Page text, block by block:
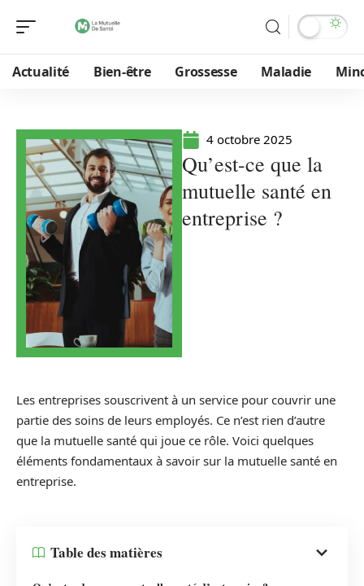
Actualité Bien-être Grossesse Maladie
4 octobre 2025
Qu’est-ce que la
mutuelle santé en
entreprise ?
Les entreprises souscrivent à un service pour couvrir une
partie des soins de leurs employés. Ce n’est rien d’autre
que la mutuelle santé qui joue ce rôle. Voici quelques
éléments fondamentaux à savoir sur la mutuelle santé en
entreprise.
Table des matières